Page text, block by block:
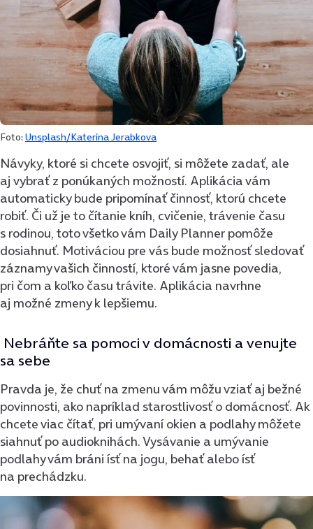
Foto:Unsplash/Katerina Jerabkova
Návyky, ktoré si chcete osvojiť, si môžete zadať, ale
aj vybrať z ponúkaných možností. Aplikácia vám
automaticky bude pripomínať činnosť, ktorú chcete
robiť. Či už je to čítanie kníh, cvičenie, trávenie času
s rodinou, toto všetko vám Daily Planner pomôže
dosiahnuť. Motiváciou pre vás bude možnosť sledovať
záznamy vašich činností, ktoré vám jasne povedia,
pri čom a koľko času trávite. Aplikácia navrhne
aj možné zmeny k lepšiemu.
Nebráňte sa pomoci v domácnosti a venujte
sa sebe
Pravda je, že chuť na zmenu vám môžu vziať aj bežné
povinnosti, ako napríklad starostlivosť o domácnosť. Ak
chcete viac čítať, pri umývaní okien a podlahy môžete
siahnuť po audioknihách. Vysávanie a umývanie
podlahy vám bráni ísť na jogu, behať alebo ísť
na prechádzku.